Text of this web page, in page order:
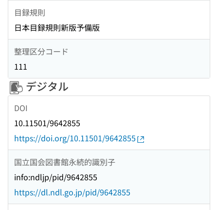
目録規則
日本目録規則新版予備版
整理区分コード
111
デジタル
DOI
10.11501/9642855
https://doi.org/10.11501/9642855
国立国会図書館永続的識別子
info:ndljp/pid/9642855
https://dl.ndl.go.jp/pid/9642855